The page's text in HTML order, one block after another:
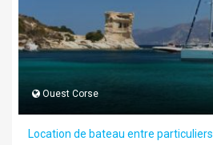
Ouest Corse
Location de bateau entre particuliers